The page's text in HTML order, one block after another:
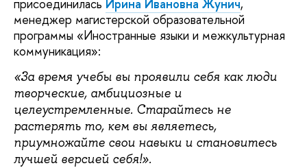
присоединилась Ирина Ивановна Жунич,
менеджер магистерской образовательной
программы «Иностранные языки и межкультурная
коммуникация»:
«За время учебы вы проявили себя как люди
творческие, амбициозные и
целеустремленные. Старайтесь не
растерять то, кем вы являетесь,
приумножайте свои навыки и становитесь
лучшей версией себя!».